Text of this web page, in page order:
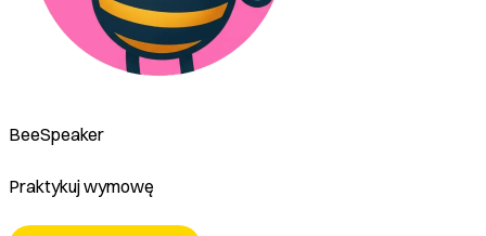
BeeSpeaker
Praktykuj wymowę